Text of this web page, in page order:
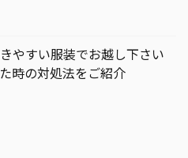
きやすい服装でお越し下さい
時の対処法をご紹介